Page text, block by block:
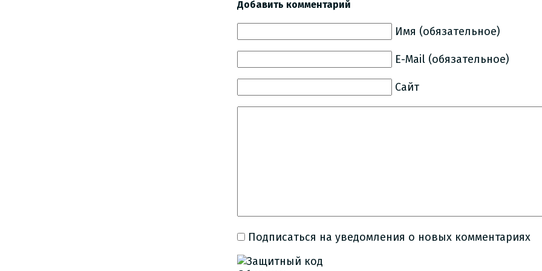
Добавить комментарий
Имя (обязательное)
E-Mail (обязательное)
Сайт
Подписаться на уведомления о новых комментариях